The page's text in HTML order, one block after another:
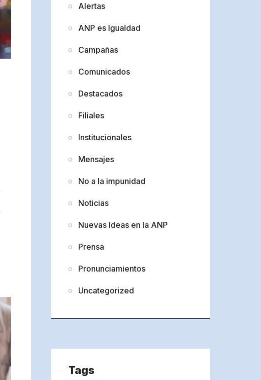
Alertas
ANP es Igualdad
Campañas
Comunicados
Destacados
Filiales
Institucionales
Mensajes
No a la impunidad
Noticias
Nuevas Ideas en la ANP
Prensa
Pronunciamientos
Uncategorized
Tags